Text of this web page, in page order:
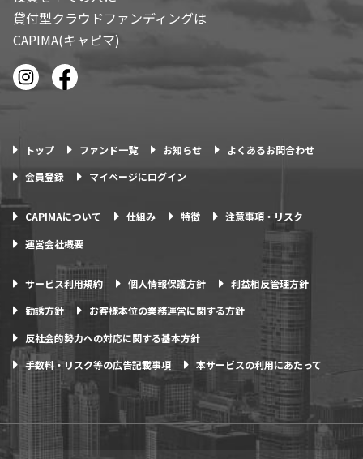
貸付型クラウドファンディングは
CAPIMA(キャピマ)
トップ ファンド一覧 お知らせ
よくあるお問合わせ
会員登録
マイページにログイン
CAPIMAについて 仕組み 特徴
注意事項・リスク
運営会社概要
サービス利用規約 個人情報保護方針
利益相反管理方針
勧誘方針
お客様本位の業務運営に関する方針
反社会的勢力への対応に関する基本方針
手数料・リスク等の広告記載事項
本サービスの利用にあたって